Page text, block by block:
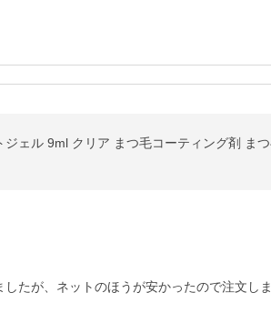
たが、ネットのほうが安かったので注文しま